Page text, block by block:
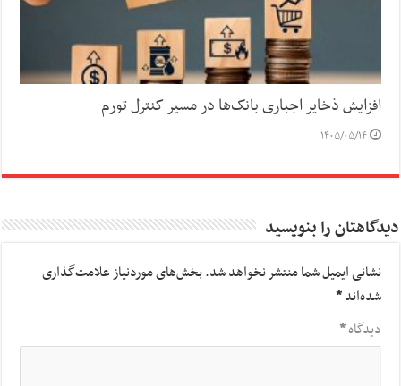
افزایش ذخایر اجباری بانک‌ها در مسیر کنترل تورم
۱۴۰۵/۰۵/۱۴
دیدگاهتان را بنویسید
نشانی ایمیل شما منتشر نخواهد شد.بخش‌های موردنیاز علامت‌گذاری
شده‌اند*
دیدگاه*